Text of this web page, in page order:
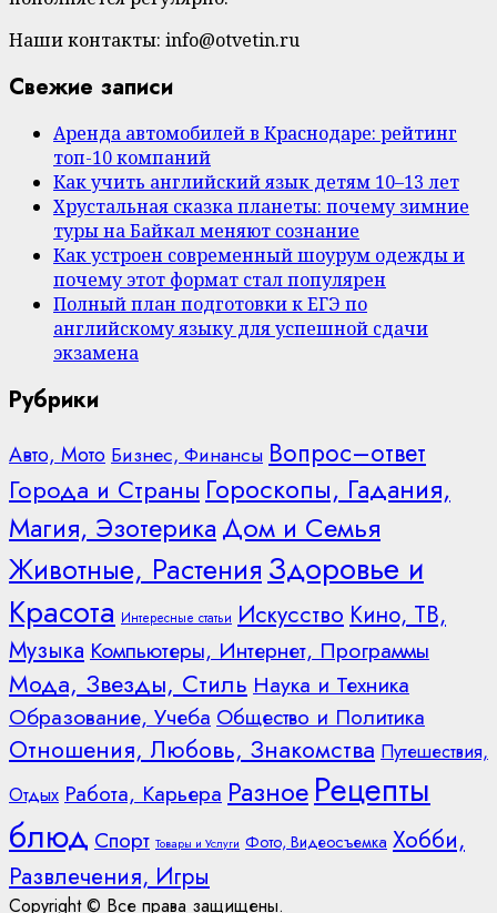
Наши контакты: info@otvetin.ru
Свежие записи
Аренда автомобилей в Краснодаре: рейтинг
топ-10 компаний
Как учить английский язык детям 10–13 лет
Хрустальная сказка планеты: почему зимние
туры на Байкал меняют сознание
Как устроен современный шоурум одежды и
почему этот формат стал популярен
Полный план подготовки к ЕГЭ по
английскому языку для успешной сдачи
экзамена
Рубрики
Авто, Мото Бизнес, Финансы Вопрос–ответ
Города и Страны Гороскопы, Гадания,
Магия, Эзотерика Дом и Семья
Животные, Растения Здоровье и
Красота Интересные статьи Искусство Кино, ТВ,
Музыка Компьютеры, Интернет, Программы
Мода, Звезды, Стиль Наука и Техника
Образование, Учеба Общество и Политика
Отношения, Любовь, Знакомства Путешествия,
Отдых Работа, Карьера Разное Рецепты
блюд Спорт Товары и Услуги Фото, Видеосъемка Хобби,
Развлечения, Игры
Copyright © Все права защищены.